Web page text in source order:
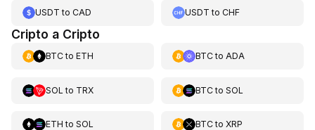
USDT to CAD USDT toCHF
Cripto a Cripto
BTCto ETH BTCto ADA
SOL to TRX BTCto SOL
ETH to SOL BTCto XRP